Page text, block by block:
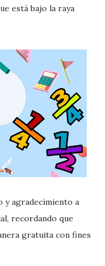
está bajo la raya
y agradecimiento a
recordando que
gratuita con fines